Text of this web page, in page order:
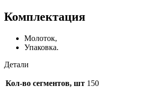
Комплектация
Молоток,
Упаковка.
Детали
Кол-во сегментов, шт 150